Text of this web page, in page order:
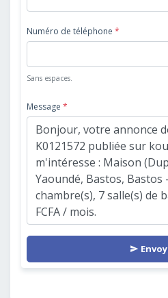
Numéro de téléphone *
Sans espaces.
Message *